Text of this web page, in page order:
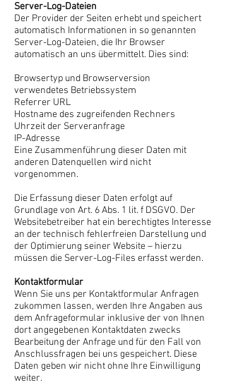
Server-Log-Dateien
Der Provider der Seiten erhebt und speichert
automatisch Informationen in so genannten
Server-Log-Dateien, die Ihr Browser
automatisch an uns übermittelt. Dies sind:
Browsertyp und Browserversion
verwendetes Betriebssystem
Referrer URL
Hostname des zugreifenden Rechners
Uhrzeit der Serveranfrage
IP-Adresse
Eine Zusammenführung dieser Daten mit
anderen Datenquellen wird nicht
vorgenommen.
Die Erfassung dieser Daten erfolgt auf
Grundlage von Art. 6 Abs. 1 lit. f DSGVO. Der
Websitebetreiber hat ein berechtigtes Interesse
an der technisch fehlerfreien Darstellung und
der Optimierung seiner Website – hierzu
müssen die Server-Log-Files erfasst werden.
Kontaktformular
Wenn Sie uns per Kontaktformular Anfragen
zukommen lassen, werden Ihre Angaben aus
dem Anfrageformular inklusive der von Ihnen
dort angegebenen Kontaktdaten zwecks
Bearbeitung der Anfrage und für den Fall von
Anschlussfragen bei uns gespeichert. Diese
Daten geben wir nicht ohne Ihre Einwilligung
weiter.